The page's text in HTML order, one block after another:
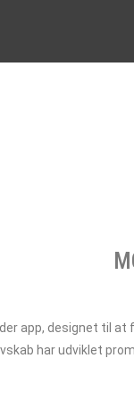
app, designet til
har udviklet